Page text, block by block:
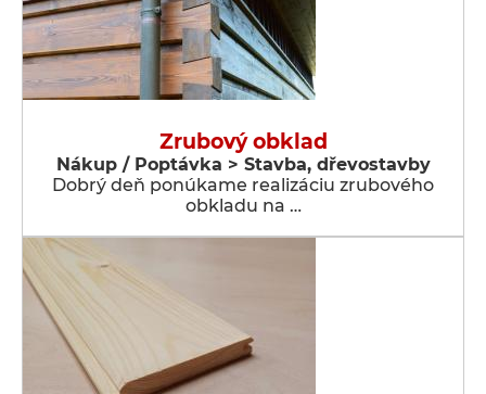
Zrubový obklad
Nákup / Poptávka > Stavba, dřevostavby
Dobrý deň ponúkame realizáciu zrubového
obkladu na …